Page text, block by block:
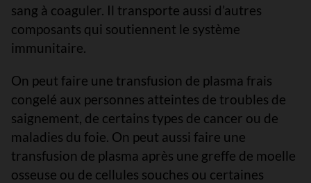
sang à coaguler. Il transporte aussi d’autres
composants qui soutiennent le système
immunitaire.
On peut faire une transfusion de plasma frais
congelé aux personnes atteintes de troubles de
saignement, de certains types de cancer ou de
maladies du foie. On peut aussi faire une
transfusion de plasma après une greffe de moelle
osseuse ou de cellules souches ou certaines